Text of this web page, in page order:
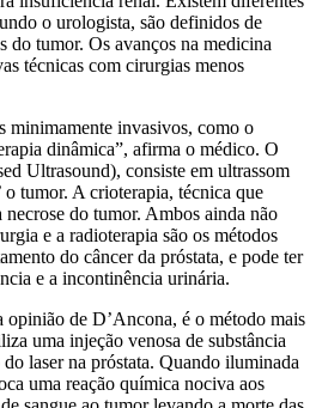
o urologista, são definidos de
do tumor. Os avanços na medicina
técnicas com cirurgias menos
minimamente invasivos, como o
dinâmica”, afirma o médico. O
Ultrasound), consiste em ultrassom
o tumor. A crioterapia, técnica que
necrose do tumor. Ambos ainda não
e a radioterapia são os métodos
do câncer da próstata, e pode ter
e a incontinência urinária.
opinião de D’Ancona, é o método mais
uma injeção venosa de substância
laser na próstata. Quando iluminada
uma reação química nociva aos